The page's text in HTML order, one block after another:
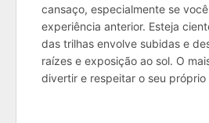
cansaço, especialmente se
experiência anterior. Esteja
das trilhas envolve subidas e
raízes e exposição ao sol. O
divertir e respeitar o seu próprio